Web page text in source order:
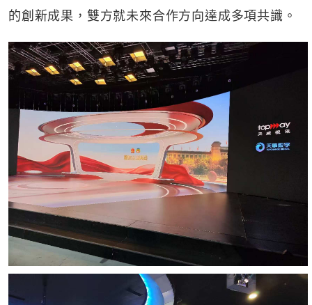
的創新成果，雙方就未來合作方向達成多項共識。